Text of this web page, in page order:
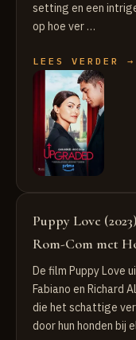
setting en een
op hoe ver …
LEES VERDER →
Puppy Love
Rom-Com met
De film Puppy Love
Fabiano en Richard
die het schattige
door hun honden bij